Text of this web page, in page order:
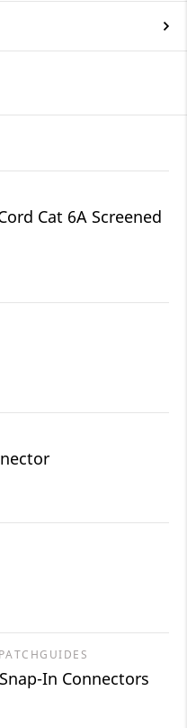
Cat 6A Screened
In Connectors